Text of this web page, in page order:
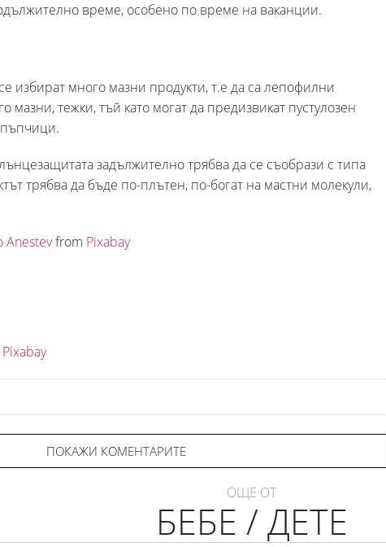
време, особено по време на ваканции.
избират много мазни продукти, т.е да са лепофилни
мазни, тежки, тъй като могат да предизвикат пустулозен
задължително трябва да се съобрази с типа
трябва да бъде по-плътен, по-богат на мастни молекули,
Anestevfrom Pixabay
Pixabay
ПОКАЖИ КОМЕНТАРИТЕ
ОЩЕ ОТ
БЕБЕ / ДЕТЕ